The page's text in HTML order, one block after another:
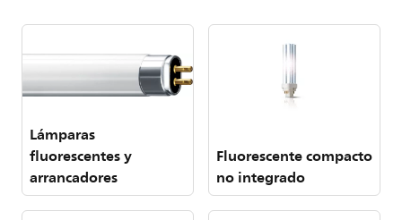
Lámparas
fluorescentes y
arrancadores
Fluorescente compacto
no integrado